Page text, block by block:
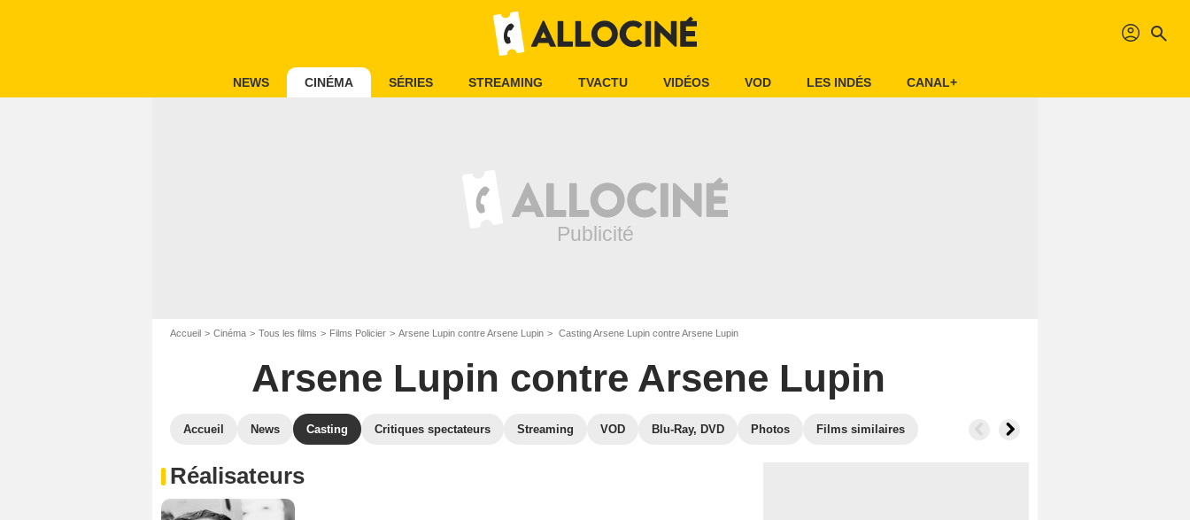
profil search
NEWS CINÉMA SÉRIES STREAMING TVACTU VIDÉOS VOD LES INDÉS CANAL+
Accueil Cinéma Tous les films Films Policier Arsene Lupin contre Arsene Lupin Casting Arsene Lupin contre Arsene Lupin
Arsene Lupin contre Arsene Lupin
Accueil News Casting Critiques spectateurs Streaming VOD Blu-Ray, DVD Photos Films similaires
Réalisateurs